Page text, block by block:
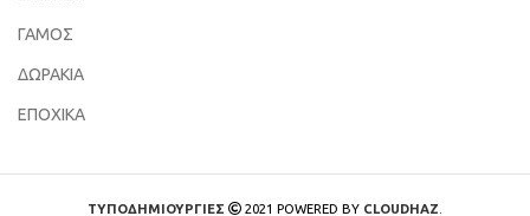
ΓΑΜΟΣ
ΔΩΡΑΚΙΑ
ΕΠΟΧΙΚΑ
ΤΥΠΟΔΗΜΙΟΥΡΓΙΕΣ 2021 POWERED BY CLOUDHAZ